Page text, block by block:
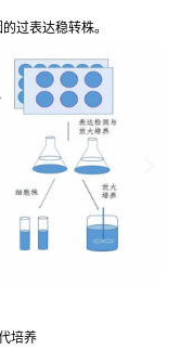
过表达稳转株。
培养